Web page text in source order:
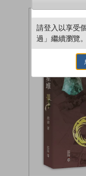
請登入以享受
過」繼續瀏覽。